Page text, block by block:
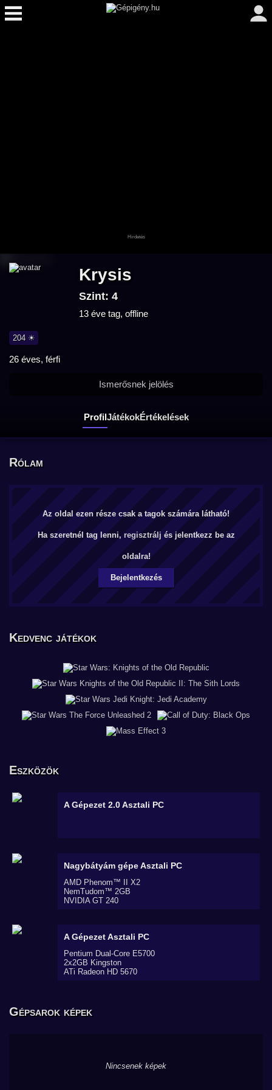
Krysis
Szint: 4
13 éve tag, offline
204 ☀
26 éves, férfi
ProfilJátékokÉrtékelések
Ismerősnek jelölés
Rólam
Az oldal ezen része csak a tagok számára látható!
Ha szeretnél tag lenni, regisztrálj és jelentkezz be az
oldalra!
Bejelentkezés
Kedvenc játékok
Eszközök
A Gépezet 2.0Asztali PC
Nagybátyám gépeAsztali PC
AMD Phenom™ II X2
NemTudom™ 2GB
NVIDIA GT 240
A GépezetAsztali PC
Pentium Dual-Core E5700
2x2GB Kingston
ATi Radeon HD 5670
Gépsarok képek
Nincsenek képek